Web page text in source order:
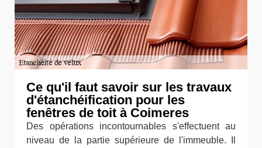
Ce qu'il faut savoir sur les travaux
d'étanchéification pour les
fenêtres de toit à Coimeres
Des opérations incontournables s'effectuent au
niveau de la partie supérieure de l'immeuble. Il